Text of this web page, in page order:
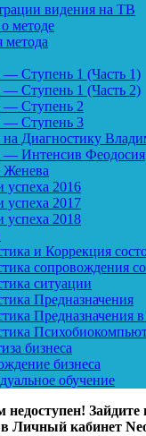
видения на ТВ
методе
метода
Ступень 1 (Часть 1)
Ступень 1 (Часть 2)
Ступень 2
Ступень 3
Диагностику
Интенсив Феодосия
успеха 2016
успеха 2017
успеха 2018
и Коррекция
сопровождения
ситуации
Предназначения
Предназначения в
бизнеса
бизнеса
обучение
недоступен!
Личный кабинет